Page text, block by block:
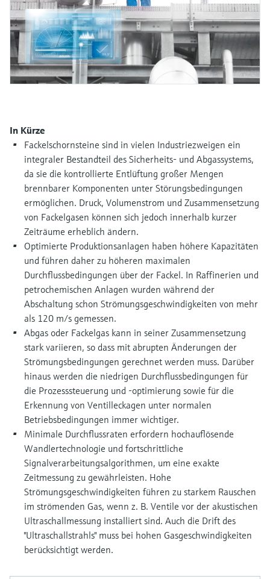
Device Viewer
Produktspezifische Informationen und
Dokumente finden
Ersatzteilsuche
Füllstandsmessung
Füllstandsmessung Druck
Alle ansehen
Analysatoren für Härte, Eisen,
Aluminium & Chromat
Prozessphotometer
Alle ansehen
In Kürze
Fackelschornsteine sind in vielen Industriezweigen ein
integraler Bestandteil des Sicherheits- und Abgassystems,
da sie die kontrollierte Entlüftung großer Mengen
brennbarer Komponenten unter Störungsbedingungen
ermöglichen. Druck, Volumenstrom und Zusammensetzung
von Fackelgasen können sich jedoch innerhalb kurzer
Zeiträume erheblich ändern.
Optimierte Produktionsanlagen haben höhere Kapazitäten
und führen daher zu höheren maximalen
Durchflussbedingungen über der Fackel. In Raffinerien und
petrochemischen Anlagen wurden während der
Abschaltung schon Strömungsgeschwindigkeiten von mehr
als 120 m/s gemessen.
Abgas oder Fackelgas kann in seiner Zusammensetzung
stark variieren, so dass mit abrupten Änderungen der
Strömungsbedingungen gerechnet werden muss. Darüber
hinaus werden die niedrigen Durchflussbedingungen für
die Prozesssteuerung und -optimierung sowie für die
Erkennung von Ventilleckagen unter normalen
Betriebsbedingungen immer wichtiger.
Minimale Durchflussraten erfordern hochauflösende
Wandlertechnologie und fortschrittliche
Signalverarbeitungsalgorithmen, um eine exakte
Zeitmessung zu gewährleisten. Hohe
Strömungsgeschwindigkeiten führen zu starkem Rauschen
im strömenden Gas, wenn z. B. Ventile vor der akustischen
Ultraschallmessung installiert sind. Auch die Drift des
"Ultraschallstrahls" muss bei hohen Gasgeschwindigkeiten
berücksichtigt werden.